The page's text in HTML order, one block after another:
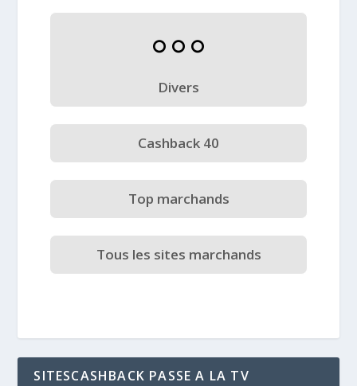
Divers
Cashback 40
Top marchands
Tous les sites marchands
SITESCASHBACK PASSE A LA TV